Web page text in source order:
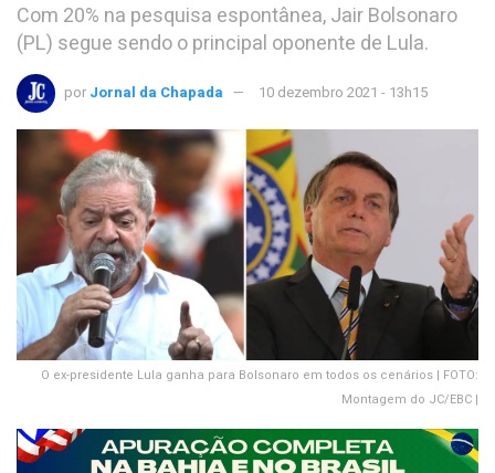
Com 20% na pesquisa espontânea, Jair Bolsonaro
(PL) segue sendo o principal oponente de Lula.
por Jornal da Chapada 10 dezembro 2021 - 13h15
O ex-presidente Lula ganha para Bolsonaro em todos os cenários | FOTO:
Montagem do JC/EBC |